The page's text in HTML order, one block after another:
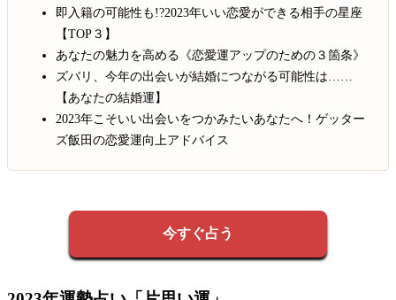
即入籍の可能性も!?2023年いい恋愛ができる相手の星座
【TOP３】
あなたの魅力を高める《恋愛運アップのための３箇条》
ズバリ、今年の出会いが結婚につながる可能性は……
【あなたの結婚運】
2023年こそいい出会いをつかみたいあなたへ！ゲッター
ズ飯田の恋愛運向上アドバイス
今すぐ占う